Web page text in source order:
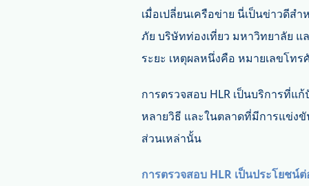
เมื่อเปลี่ยนเครือข่าย นี่เป็นข่าวดี
ภัย บริษัทท่องเที่ยว มหาวิทยาลัย
ระยะ เหตุผลหนึ่งคือ หมายเลขโท
การตรวจสอบ HLR เป็นบริการที่แ
หลายวิธี และในตลาดที่มีการแข่ง
ส่วนเหล่านั้น
การตรวจสอบ HLR เป็นประโยชน์